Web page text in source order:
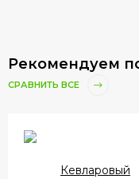
Рекомендуем
СРАВНИТЬ ВСЕ